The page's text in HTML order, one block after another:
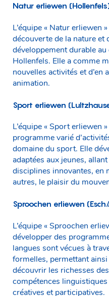
Natur erliewen
L’équipe « Natur erliewen
découverte de la nature et
développement durable
Hollenfels. Elle a comme
nouvelles activités et d’en
animation.
Sport erliewen
L’équipe « Sport erliewen
programme varié
domaine du sport. Elle
adaptées aux jeunes,
disciplines innovantes, en
autres, le plaisir du
Sproochen erliewen
L’équipe « Sproochen
développer des
langues sont vécues à
formelles, permettant
découvrir les richesses
compétences
créatives et participatives.